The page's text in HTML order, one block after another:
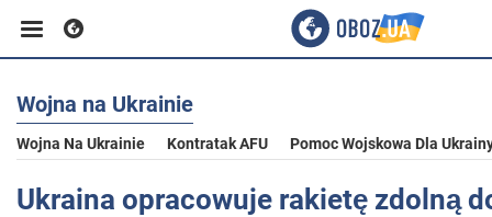
Biznes
Sport
Wojna na Ukrainie
Wojna Na Ukrainie Kontratak AFU Pomoc Wojskowa Dla
Ukraina opracowuje rakietę zdolną